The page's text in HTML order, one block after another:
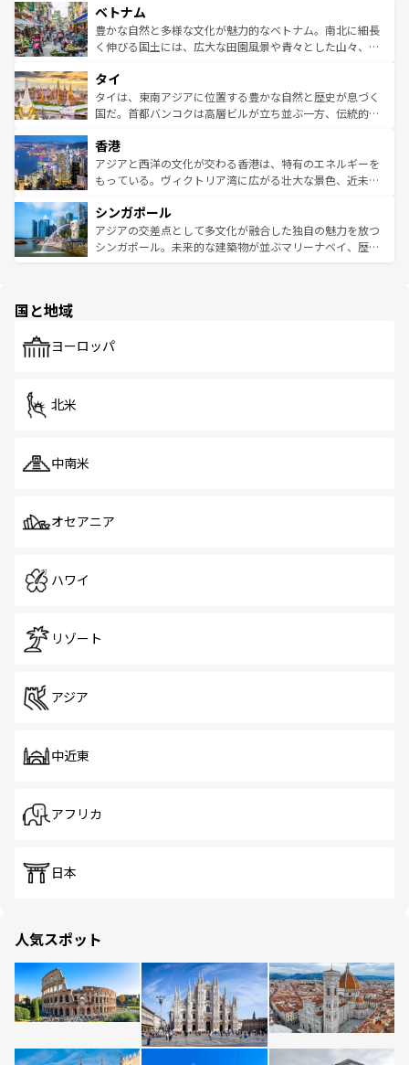
参照してほしい。
容にもいいと評判のスイーツなど、バラエティ豊かな料理
が味わえる。 なお、新着の台湾情報は コンテンツ一覧を参
照してほしい。
き、地方に足を延ばせば四季折々の自然美を楽しむことが
できる。そして、キムチや焼肉、絶品のストリートフード
まで、さまざまな韓国料理が待っている。夜には、韓国な
リティに包まれながら、韓国の多彩な魅力を心ゆくまで味
わってみてほしい。 なお、新着の韓国情報はコンテンツ一
覧を参照してほしい。
ベトナム
豊かな自然と多様な文化が魅力的なベトナム。南北に細長
く伸びる国土には、広大な田園風景や青々とした山々、世
急速な発展と共に伝統が息づく。ハノイの古い町並みやホ
ーチミン市のフランス統治時代の建物も、独特の雰囲気を
醸し出している。また、バラエティの豊かさとおいしさで
とつ。フォーやバインミー、ベトナムコーヒーなどは、ぜ
ひ現地で味わいたい。どの地域を訪れてもあたたかい人々
が旅行者を迎えてくれるので、きっと忘れられない旅にな
参照してほしい。
タイ
タイは、東南アジアに位置する豊かな自然と歴史が息づく
国だ。首都バンコクは高層ビルが立ち並ぶ一方、伝統的な
の活気が交差している。北部ではチェンマイなどの山岳地
帯で自然と触れ合い、南部ではプーケットやクラビの美し
いビーチでリゾート気分を楽しむことができる。タイ料理
激する。気候は一年中温暖で、どの季節にも異なる楽しみ
が待っている。親しみやすいタイの人々、仏教を中心とし
た文化、そして多様な観光資源が、訪れる旅人を魅了し続
香港
アジアと西洋の文化が交わる香港は、特有のエネルギーを
もっている。ヴィクトリア湾に広がる壮大な景色、近未来
み、どこを訪れても感動するはず。観光スポットが密集し
ており、効率よく見どころを回れるのも魅力。息をのむよ
うな絶景から文化的な体験まで、香港を存分に楽しみ尽く
シンガポール
アジアの交差点として多文化が融合した独自の魅力を放つ
シンガポール。未来的な建築物が並ぶマリーナベイ、歴史
で、ホーカーズは地元の風情を楽しめる外せないスポット
国と地域
ヨーロッパ
北米
中南米
オセアニア
ハワイ
リゾート
アジア
中近東
アフリカ
日本
人気スポット